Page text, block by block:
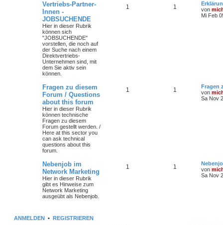
Vertriebs-Partner-
Innen -
JOBSUCHENDE
Hier in dieser Rubrik
können sich
"JOBSUCHENDE"
vorstellen, die noch auf
der Suche nach einem
Direktvertriebs-
Unternehmen sind, mit
dem Sie aktiv sein
können.
1 1
von
Mi Feb
Fragen zu diesem
Forum / Questions
about this forum
Hier in dieser Rubrik
können technische
Fragen zu diesem
Forum gestellt werden. /
Here at this sector you
can ask technical
questions about this
forum.
1 1
Fragen
von
Sa Nov
Nebenjob im
Network Marketing
Hier in dieser Rubrik
gibt es Hinweise zum
Network Marketing
ausgeübt als Nebenjob.
1 1
von
Sa Nov
ANMELDEN • REGISTRIEREN